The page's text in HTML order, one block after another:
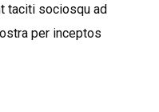
taciti sociosqu ad
per inceptos